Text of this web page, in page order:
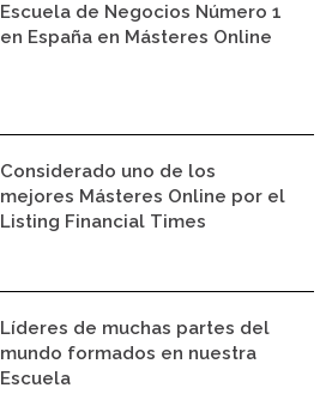
Escuela de Negocios Número 1
en España en Másteres Online
Considerado uno de los
mejores Másteres Online por el
Listing Financial Times
Líderes de muchas partes del
mundo formados en nuestra
Escuela